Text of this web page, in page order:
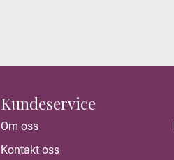
Kundeservice
Om oss
Kontakt oss